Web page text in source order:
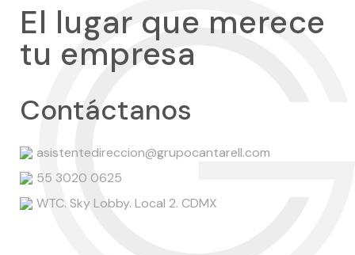
El lugar que merece
tu empresa
Contáctanos
asistentedireccion@grupocantarell.com
55 3020 0625
WTC. Sky Lobby. Local 2. CDMX